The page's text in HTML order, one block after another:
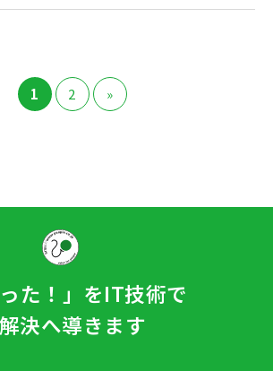
1 2 »
った！」をIT技術で
解決へ導きます